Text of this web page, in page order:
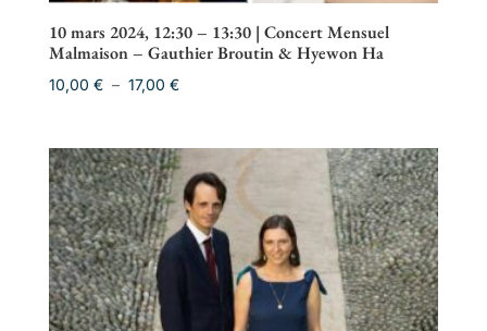
10 mars 2024, 12:30 – 13:30 | Concert Mensuel
Malmaison – Gauthier Broutin & Hyewon Ha
10,00 € – 17,00 €Plage
10,00 €
à
17,00 €